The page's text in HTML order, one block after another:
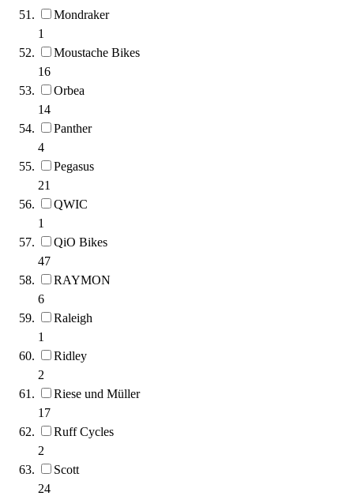
Mondraker
1
Moustache Bikes
16
Orbea
14
Panther
4
Pegasus
21
QWIC
1
QiO Bikes
47
RAYMON
6
Raleigh
1
Ridley
2
Riese und Müller
17
Ruff Cycles
2
Scott
24